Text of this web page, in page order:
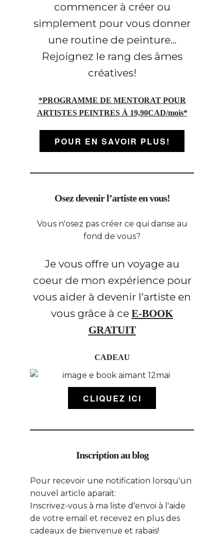
commencer à créer ou
simplement pour vous donner
une routine de peinture...
Rejoignez le rang des âmes
créatives!
*PROGRAMME DE MENTORAT POUR
ARTISTES PEINTRES À 19,90CAD/mois*
POUR EN SAVOIR PLUS!
Osez devenir l’artiste en vous!
Vous n'osez pas créer ce qui danse au
fond de vous?
Je vous offre un voyage au
coeur de mon expérience pour
vous aider à devenir l'artiste en
vous grâce à ce E-BOOK
GRATUIT
CADEAU
CLIQUEZ ICI
Inscription au blog
Pour recevoir une notification lorsqu'un
nouvel article aparait:
Inscrivez-vous à ma liste d'envoi à l'aide
de votre email et recevez en plus des
cadeaux de bienvenue et rabais!